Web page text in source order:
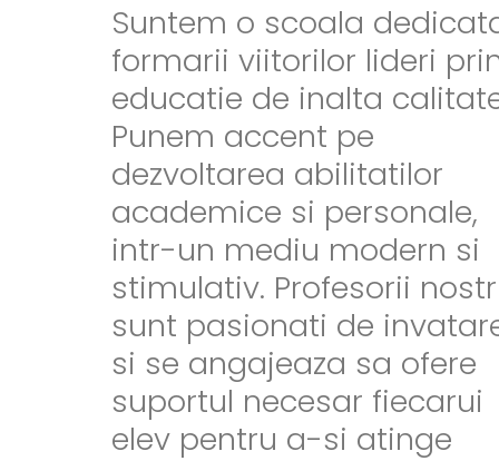
Suntem o scoala
formarii viitorilor lideri
educatie de inalta
Punem accent pe
dezvoltarea abilitatilor
academice si personale,
intr-un mediu modern si
stimulativ. Profesorii
sunt pasionati de
si se angajeaza sa ofere
suportul necesar fiecarui
elev pentru a-si atinge